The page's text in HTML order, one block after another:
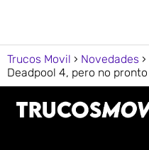
Trucos Movil Novedades
Deadpool 4, pero no pronto